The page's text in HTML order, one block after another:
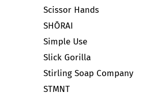
Scissor Hands
SHŌRAI
Simple Use
Slick Gorilla
Stirling Soap Company
STMNT